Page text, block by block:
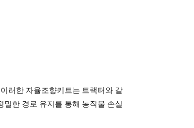
러한 자율조향키트는 트랙터와 같
한 경로 유지를 통해 농작물 손실